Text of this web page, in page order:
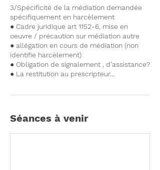
3/Spécificité de la médiation demandée
spécifiquement en harcèlement
● Cadre juridique art 1152-6, mise en
oeuvre / précaution sur médiation autre
● allégation en cours de médiation (non
identifie harcèlement)
● Obligation de signalement , d’assistance?
Séances à venir